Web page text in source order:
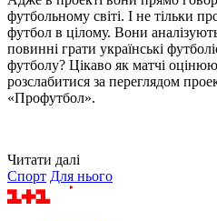
футбольному світі. І не тільки
футбол в цілому. Вони
повинні грати українські
футболу? Цікаво як матчі
розслабитися за переглядом
«Профутбол».
Читати далі
Спорт Для нього